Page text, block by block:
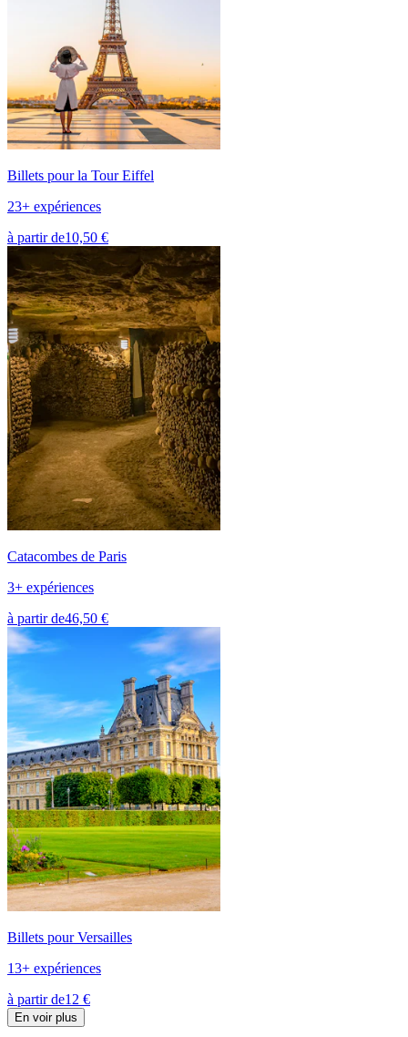
Billets pour la Tour Eiffel
23+ expériences
à partir de10,50 €
Catacombes de Paris
3+ expériences
à partir de46,50 €
Billets pour Versailles
13+ expériences
à partir de12 €
En voir plus